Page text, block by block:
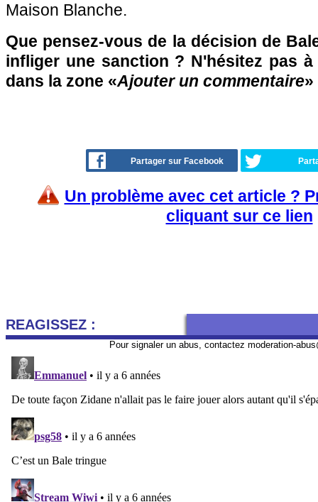
Maison Blanche.
Que pensez-vous de la décision de
infliger une sanction ? N'hésitez pas
dans la zone «Ajouter un commentaire
Partager sur Facebook
Un problème avec cet article ?
cliquant sur ce lien
REAGISSEZ :
Pour signaler un abus, contactez moderation-